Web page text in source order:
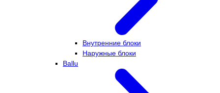
Внутренние блоки
Наружные блоки
Ballu